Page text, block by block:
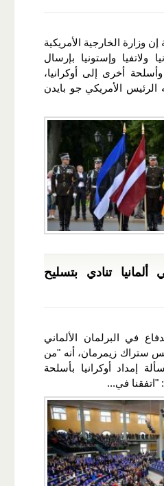
وزارة الخارجية الأمريكية
وإستونيا بإرسال
أخرى إلى أوكرانيا،
الرئيس الأمريكي جو بايدن
تنادي بتسليح
في البرلمان الألماني
ستراك زيمرمان، أنه "من
إمداد أوكرانيا بأسلحة
"اتفقنا في...